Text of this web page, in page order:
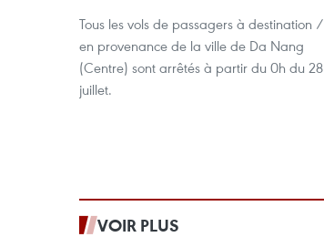
Tous les vols de passagers à destination /
en provenance de la ville de Da Nang
(Centre) sont arrêtés à partir du 0h du 28
juillet.
VOIR PLUS